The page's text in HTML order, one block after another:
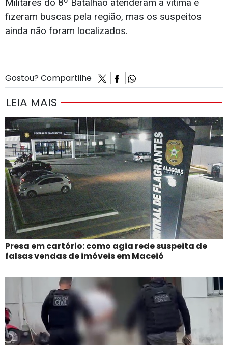
fizeram buscas pela região, mas os suspeitos
ainda não foram localizados.
Gostou? Compartilhe
LEIA MAIS
Presa em cartório: como agia rede suspeita de
falsas vendas de imóveis em Maceió